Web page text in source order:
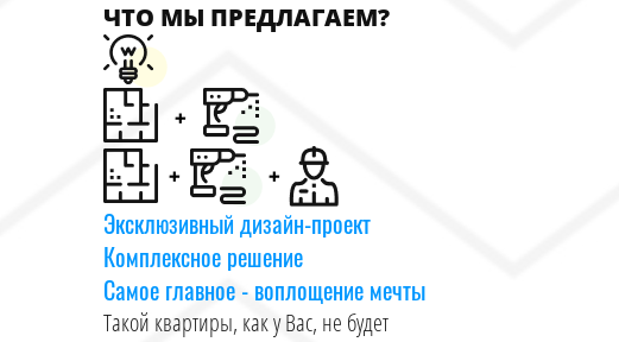
Компания «Строй - Интерьер» разработает для Вас
оперативно. В Вашем рабочем пространстве не будет ничего
отражение характера Вашей организации.
РАЗРАБОТАЕМ ДИЗАЙН-ПРОЕКТ ДЛЯ
> Дизайн-проект квартиры
> Дизайн-проект коттеджа
> Дизайн-проект офиса
ЧТО МЫ ПРЕДЛАГАЕМ?
Эксклюзивный дизайн-проект
Комплексное решение
Самое главное - воплощение мечты
Такой квартиры, как у Вас, не будет